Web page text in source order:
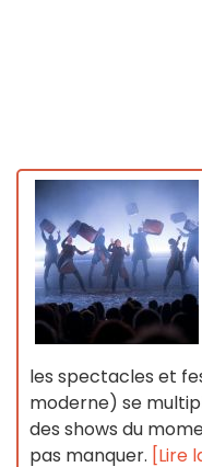
les spectacles et
moderne) se
des shows du
pas manquer. [Lire